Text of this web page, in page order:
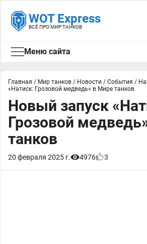
WOT Express
ВСЁ ПРО МИР ТАНКОВ
Меню сайта
Главная / Мир танков / Новости / События /
«Натиск: Грозовой медведь» в Мире танков
Новый запуск
Грозовой
танков
20 февраля 2025 г. 4976 3